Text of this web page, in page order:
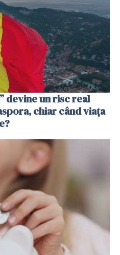
devine un risc real
chiar când viața